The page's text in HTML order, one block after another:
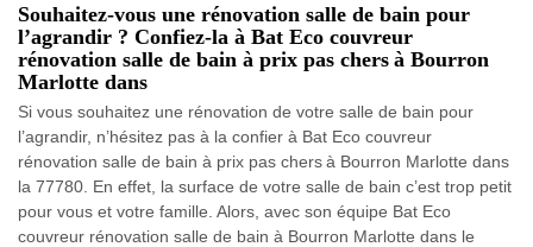
Souhaitez-vous une rénovation salle de bain pour
l’agrandir ? Confiez-la à Bat Eco couvreur
rénovation salle de bain à prix pas chers à Bourron
Marlotte dans
Si vous souhaitez une rénovation de votre salle de bain pour
l’agrandir, n’hésitez pas à la confier à Bat Eco couvreur
rénovation salle de bain à prix pas chers à Bourron Marlotte dans
la 77780. En effet, la surface de votre salle de bain c’est trop petit
pour vous et votre famille. Alors, avec son équipe Bat Eco
couvreur rénovation salle de bain à Bourron Marlotte dans le